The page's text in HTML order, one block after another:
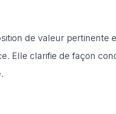
de valeur pertinente
Elle clarifie de façon